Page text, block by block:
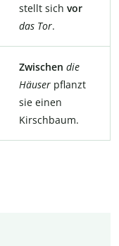
stellt sich vor
das Tor.
Zwischen die
Häuser pflanzt
sie einen
Kirschbaum.